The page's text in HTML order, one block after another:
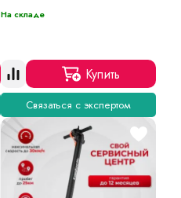
На складе
Купить
Связаться с экспертом